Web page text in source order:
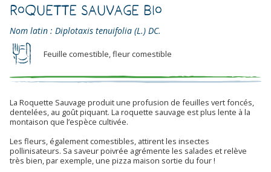
Roquette sauvage Bio
Nom latin : Diplotaxis tenuifolia (L.) DC.
Feuille comestible, fleur comestible
La Roquette Sauvage produit une profusion de feuilles vert foncés,
dentelées, au goût piquant. La roquette sauvage est plus lente à la
montaison que l’espèce cultivée.
Les fleurs, également comestibles, attirent les insectes
pollinisateurs. Sa saveur poivrée agrémente les salades et relève
très bien, par exemple, une pizza maison sortie du four !